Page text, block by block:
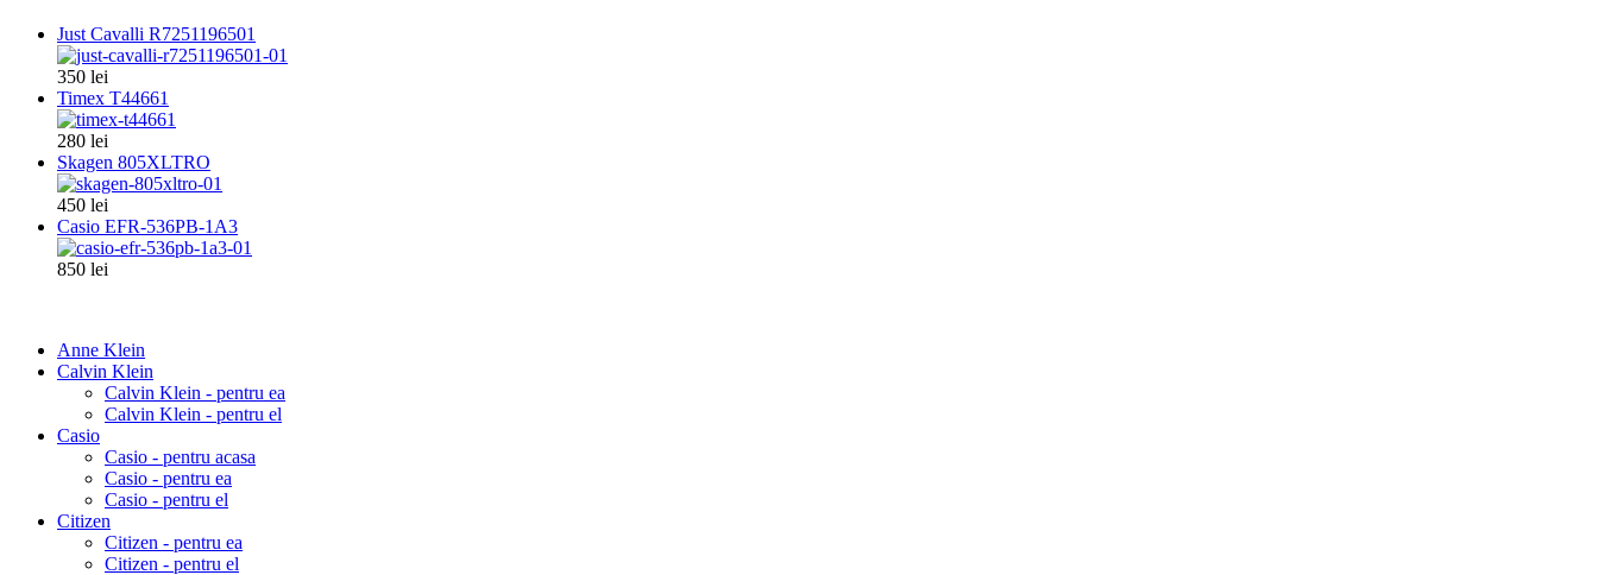
Just Cavalli R7251196501
350 lei
Timex T44661
280 lei
Skagen 805XLTRO
450 lei
Casio EFR-536PB-1A3
850 lei
Anne Klein
Calvin Klein
Calvin Klein - pentru ea
Calvin Klein - pentru el
Casio
Casio - pentru acasa
Casio - pentru ea
Casio - pentru el
Citizen
Citizen - pentru ea
Citizen - pentru el